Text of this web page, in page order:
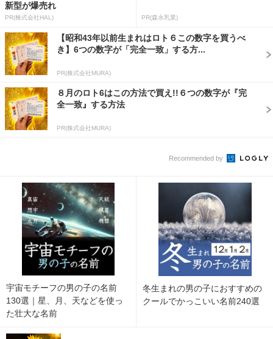
新型が爆売れ
PR(株式会社HAL) PR(森永乳業)
【昭和43年以前生まれはロト６この数字を買うべ
き】6つの数字が「完全一致」する方...
PR(株式会社MURA)
８月のロト6はこの方法で買え!!６つの数字が『完
全一致』する方法
PR(株式会社MURA)
Recommended by
宇宙モチーフの男の子の名前
130選｜星、月、天などを使っ
た壮大な名前
冬生まれの男の子におすすめの
クールでかっこいい名前240選